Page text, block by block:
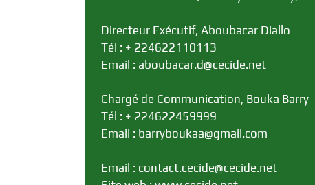
Directeur Exécutif, Aboubacar Diallo
Tél : + 224622110113
Email : aboubacar.d@cecide.net
Chargé de Communication, Bouka Barry
Tél : + 224622459999
Email : barryboukaa@gmail.com
Email : contact.cecide@cecide.net